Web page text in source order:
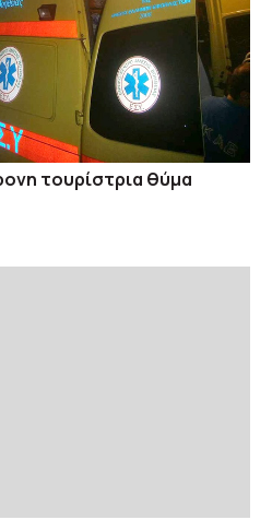
τουρίστρια θύμα